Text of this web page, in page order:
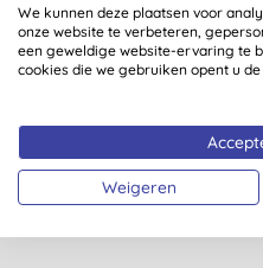
Je meldt je aan op e-mails van
. Je kan je te
We kunnen deze plaatsen voor
onze website te verbeteren,
een geweldige website-ervaring te
cookies die we gebruiken opent u
Weigeren